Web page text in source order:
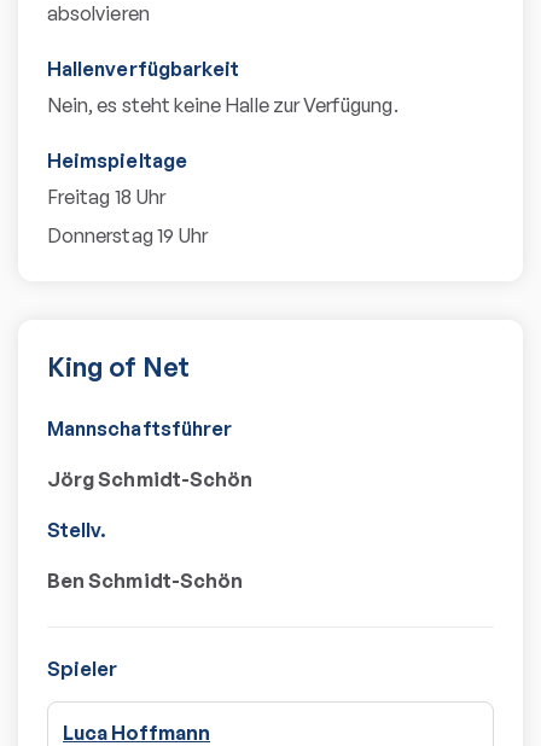
absolvieren
Hallenverfügbarkeit
Nein, es steht keine Halle zur Verfügung.
Heimspieltage
Freitag 18 Uhr
Donnerstag 19 Uhr
King of Net
Mannschaftsführer
Jörg Schmidt-Schön
Stellv.
Ben Schmidt-Schön
Spieler
Luca Hoffmann